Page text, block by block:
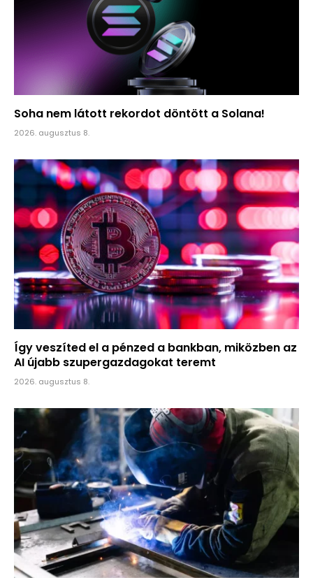
Soha nem látott rekordot döntött a Solana!
2026. augusztus 8.
Így veszíted el a pénzed a bankban, miközben az
AI újabb szupergazdagokat teremt
2026. augusztus 8.